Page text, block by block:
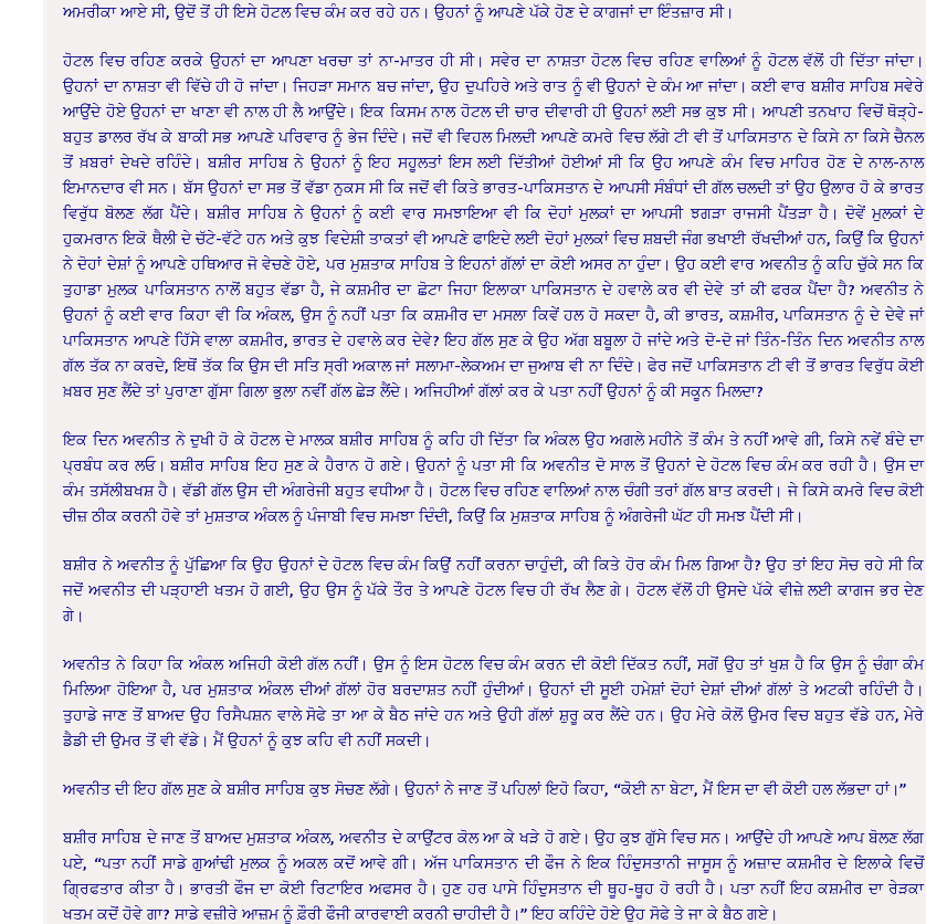
ਅਮਰੀਕਾ ਆਏ ਸੀ, ਉਦੋਂ ਤੋਂ ਹੀ ਇਸੇ ਹੋਟਲ ਵਿਚ ਕੰਮ ਕਰ ਰਹੇ ਹਨ। ਉਹਨਾਂ ਨੂੰ ਆਪਣੇ ਪੱਕੇ ਹੋਣ ਦੇ ਕਾਗਜਾਂ ਦਾ ਇੰਤਜ਼ਾਰ ਸੀ।
ਹੋਟਲ ਵਿਚ ਰਹਿਣ ਕਰਕੇ ਉਹਨਾਂ ਦਾ ਆਪਣਾ ਖਰਚਾ ਤਾਂ ਨਾ-ਮਾਤਰ ਹੀ ਸੀ। ਸਵੇਰ ਦਾ ਨਾਸ਼ਤਾ ਹੋਟਲ ਵਿਚ ਰਹਿਣ ਵਾਲਿਆਂ ਨੂੰ ਹੋਟਲ ਵੱਲੋਂ ਹੀ ਦਿੱਤਾ ਜਾਂਦਾ।
ਉਹਨਾਂ ਦਾ ਨਾਸ਼ਤਾ ਵੀ ਵਿੱਚੇ ਹੀ ਹੋ ਜਾਂਦਾ। ਜਿਹੜਾ ਸਮਾਨ ਬਚ ਜਾਂਦਾ, ਉਹ ਦੁਪਹਿਰੇ ਅਤੇ ਰਾਤ ਨੂੰ ਵੀ ਉਹਨਾਂ ਦੇ ਕੰਮ ਆ ਜਾਂਦਾ। ਕਈ ਵਾਰ ਬਸ਼ੀਰ ਸਾਹਿਬ ਸਵੇਰੇ
ਆਉਂਦੇ ਹੋਏ ਉਹਨਾਂ ਦਾ ਖਾਣਾ ਵੀ ਨਾਲ ਹੀ ਲੈ ਆਉਂਦੇ। ਇਕ ਕਿਸਮ ਨਾਲ ਹੋਟਲ ਦੀ ਚਾਰ ਦੀਵਾਰੀ ਹੀ ਉਹਨਾਂ ਲਈ ਸਭ ਕੁਝ ਸੀ। ਆਪਣੀ ਤਨਖਾਹ ਵਿਚੋਂ ਥੋੜ੍ਹੇ-
ਬਹੁਤ ਡਾਲਰ ਰੱਖ ਕੇ ਬਾਕੀ ਸਭ ਆਪਣੇ ਪਰਿਵਾਰ ਨੂੰ ਭੇਜ ਦਿੰਦੇ। ਜਦੋਂ ਵੀ ਵਿਹਲ ਮਿਲਦੀ ਆਪਣੇ ਕਮਰੇ ਵਿਚ ਲੱਗੇ ਟੀ ਵੀ ਤੋਂ ਪਾਕਿਸਤਾਨ ਦੇ ਕਿਸੇ ਨਾ ਕਿਸੇ ਚੈਨਲ
ਤੋਂ ਖ਼ਬਰਾਂ ਦੇਖਦੇ ਰਹਿੰਦੇ। ਬਸ਼ੀਰ ਸਾਹਿਬ ਨੇ ਉਹਨਾਂ ਨੂੰ ਇਹ ਸਹੂਲਤਾਂ ਇਸ ਲਈ ਦਿੱਤੀਆਂ ਹੋਈਆਂ ਸੀ ਕਿ ਉਹ ਆਪਣੇ ਕੰਮ ਵਿਚ ਮਾਹਿਰ ਹੋਣ ਦੇ ਨਾਲ-ਨਾਲ
ਇਮਾਨਦਾਰ ਵੀ ਸਨ। ਬੱਸ ਉਹਨਾਂ ਦਾ ਸਭ ਤੋਂ ਵੱਡਾ ਨੁਕਸ ਸੀ ਕਿ ਜਦੋਂ ਵੀ ਕਿਤੇ ਭਾਰਤ-ਪਾਕਿਸਤਾਨ ਦੇ ਆਪਸੀ ਸੰਬੰਧਾਂ ਦੀ ਗੱਲ ਚਲਦੀ ਤਾਂ ਉਹ ਉਲਾਰ ਹੋ ਕੇ ਭਾਰਤ
ਵਿਰੁੱਧ ਬੋਲਣ ਲੱਗ ਪੈਂਦੇ। ਬਸ਼ੀਰ ਸਾਹਿਬ ਨੇ ਉਹਨਾਂ ਨੂੰ ਕਈ ਵਾਰ ਸਮਝਾਇਆ ਵੀ ਕਿ ਦੋਹਾਂ ਮੁਲਕਾਂ ਦਾ ਆਪਸੀ ਝਗੜਾ ਰਾਜਸੀ ਪੈਂਤੜਾ ਹੈ। ਦੋਵੇਂ ਮੁਲਕਾਂ ਦੇ
ਹੁਕਮਰਾਨ ਇਕੋ ਥੈਲੀ ਦੇ ਚੱਟੇ-ਵੱਟੇ ਹਨ ਅਤੇ ਕੁਝ ਵਿਦੇਸ਼ੀ ਤਾਕਤਾਂ ਵੀ ਆਪਣੇ ਫਾਇਦੇ ਲਈ ਦੋਹਾਂ ਮੁਲਕਾਂ ਵਿਚ ਸ਼ਬਦੀ ਜੰਗ ਭਖਾਈ ਰੱਖਦੀਆਂ ਹਨ, ਕਿਉਂ ਕਿ ਉਹਨਾਂ
ਨੇ ਦੋਹਾਂ ਦੇਸ਼ਾਂ ਨੂੰ ਆਪਣੇ ਹਥਿਆਰ ਜੋ ਵੇਚਣੇ ਹੋਏ, ਪਰ ਮੁਸ਼ਤਾਕ ਸਾਹਿਬ ਤੇ ਇਹਨਾਂ ਗੱਲਾਂ ਦਾ ਕੋਈ ਅਸਰ ਨਾ ਹੁੰਦਾ। ਉਹ ਕਈ ਵਾਰ ਅਵਨੀਤ ਨੂੰ ਕਹਿ ਚੁੱਕੇ ਸਨ ਕਿ
ਤੁਹਾਡਾ ਮੁਲਕ ਪਾਕਿਸਤਾਨ ਨਾਲੋਂ ਬਹੁਤ ਵੱਡਾ ਹੈ, ਜੇ ਕਸ਼ਮੀਰ ਦਾ ਛੋਟਾ ਜਿਹਾ ਇਲਾਕਾ ਪਾਕਿਸਤਾਨ ਦੇ ਹਵਾਲੇ ਕਰ ਵੀ ਦੇਵੇ ਤਾਂ ਕੀ ਫਰਕ ਪੈਂਦਾ ਹੈ? ਅਵਨੀਤ ਨੇ
ਉਹਨਾਂ ਨੂੰ ਕਈ ਵਾਰ ਕਿਹਾ ਵੀ ਕਿ ਅੰਕਲ, ਉਸ ਨੂੰ ਨਹੀਂ ਪਤਾ ਕਿ ਕਸ਼ਮੀਰ ਦਾ ਮਸਲਾ ਕਿਵੇਂ ਹਲ ਹੋ ਸਕਦਾ ਹੈ, ਕੀ ਭਾਰਤ, ਕਸ਼ਮੀਰ, ਪਾਕਿਸਤਾਨ ਨੂੰ ਦੇ ਦੇਵੇ ਜਾਂ
ਪਾਕਿਸਤਾਨ ਆਪਣੇ ਹਿੱਸੇ ਵਾਲਾ ਕਸ਼ਮੀਰ, ਭਾਰਤ ਦੇ ਹਵਾਲੇ ਕਰ ਦੇਵੇ? ਇਹ ਗੱਲ ਸੁਣ ਕੇ ਉਹ ਅੱਗ ਬਬੂਲਾ ਹੋ ਜਾਂਦੇ ਅਤੇ ਦੋ-ਦੋ ਜਾਂ ਤਿੰਨ-ਤਿੰਨ ਦਿਨ ਅਵਨੀਤ ਨਾਲ
ਗੱਲ ਤੱਕ ਨਾ ਕਰਦੇ, ਇਥੋਂ ਤੱਕ ਕਿ ਉਸ ਦੀ ਸਤਿ ਸ੍ਰੀ ਅਕਾਲ ਜਾਂ ਸਲਾਮਾ-ਲੇਕਅਮ ਦਾ ਜੁਆਬ ਵੀ ਨਾ ਦਿੰਦੇ। ਫੇਰ ਜਦੋਂ ਪਾਕਿਸਤਾਨ ਟੀ ਵੀ ਤੋਂ ਭਾਰਤ ਵਿਰੁੱਧ ਕੋਈ
ਖ਼ਬਰ ਸੁਣ ਲੈਂਦੇ ਤਾਂ ਪੁਰਾਣਾ ਗੁੱਸਾ ਗਿਲਾ ਭੁਲਾ ਨਵੀਂ ਗੱਲ ਛੇੜ ਲੈਂਦੇ। ਅਜਿਹੀਆਂ ਗੱਲਾਂ ਕਰ ਕੇ ਪਤਾ ਨਹੀਂ ਉਹਨਾਂ ਨੂੰ ਕੀ ਸਕੂਨ ਮਿਲਦਾ?
ਇਕ ਦਿਨ ਅਵਨੀਤ ਨੇ ਦੁਖੀ ਹੋ ਕੇ ਹੋਟਲ ਦੇ ਮਾਲਕ ਬਸ਼ੀਰ ਸਾਹਿਬ ਨੂੰ ਕਹਿ ਹੀ ਦਿੱਤਾ ਕਿ ਅੰਕਲ ਉਹ ਅਗਲੇ ਮਹੀਨੇ ਤੋਂ ਕੰਮ ਤੇ ਨਹੀਂ ਆਵੇ ਗੀ, ਕਿਸੇ ਨਵੇਂ ਬੰਦੇ ਦਾ
ਪ੍ਰਬੰਧ ਕਰ ਲਓ। ਬਸ਼ੀਰ ਸਾਹਿਬ ਇਹ ਸੁਣ ਕੇ ਹੈਰਾਨ ਹੋ ਗਏ। ਉਹਨਾਂ ਨੂੰ ਪਤਾ ਸੀ ਕਿ ਅਵਨੀਤ ਦੋ ਸਾਲ ਤੋਂ ਉਹਨਾਂ ਦੇ ਹੋਟਲ ਵਿਚ ਕੰਮ ਕਰ ਰਹੀ ਹੈ। ਉਸ ਦਾ
ਕੰਮ ਤਸੱਲੀਬਖਸ਼ ਹੈ। ਵੱਡੀ ਗੱਲ ਉਸ ਦੀ ਅੰਗਰੇਜੀ ਬਹੁਤ ਵਧੀਆ ਹੈ। ਹੋਟਲ ਵਿਚ ਰਹਿਣ ਵਾਲਿਆਂ ਨਾਲ ਚੰਗੀ ਤਰਾਂ ਗੱਲ ਬਾਤ ਕਰਦੀ। ਜੇ ਕਿਸੇ ਕਮਰੇ ਵਿਚ ਕੋਈ
ਚੀਜ਼ ਠੀਕ ਕਰਨੀ ਹੋਵੇ ਤਾਂ ਮੁਸ਼ਤਾਕ ਅੰਕਲ ਨੂੰ ਪੰਜਾਬੀ ਵਿਚ ਸਮਝਾ ਦਿੰਦੀ, ਕਿਉਂ ਕਿ ਮੁਸ਼ਤਾਕ ਸਾਹਿਬ ਨੂੰ ਅੰਗਰੇਜੀ ਘੱਟ ਹੀ ਸਮਝ ਪੈਂਦੀ ਸੀ।
ਬਸ਼ੀਰ ਨੇ ਅਵਨੀਤ ਨੂੰ ਪੁੱਛਿਆ ਕਿ ਉਹ ਉਹਨਾਂ ਦੇ ਹੋਟਲ ਵਿਚ ਕੰਮ ਕਿਉਂ ਨਹੀਂ ਕਰਨਾ ਚਾਹੁੰਦੀ, ਕੀ ਕਿਤੇ ਹੋਰ ਕੰਮ ਮਿਲ ਗਿਆ ਹੈ? ਉਹ ਤਾਂ ਇਹ ਸੋਚ ਰਹੇ ਸੀ ਕਿ
ਜਦੋਂ ਅਵਨੀਤ ਦੀ ਪੜ੍ਹਾਈ ਖਤਮ ਹੋ ਗਈ, ਉਹ ਉਸ ਨੂੰ ਪੱਕੇ ਤੌਰ ਤੇ ਆਪਣੇ ਹੋਟਲ ਵਿਚ ਹੀ ਰੱਖ ਲੈਣ ਗੇ। ਹੋਟਲ ਵੱਲੋਂ ਹੀ ਉਸਦੇ ਪੱਕੇ ਵੀਜ਼ੇ ਲਈ ਕਾਗਜ ਭਰ ਦੇਣ
ਗੇ।
ਅਵਨੀਤ ਨੇ ਕਿਹਾ ਕਿ ਅੰਕਲ ਅਜਿਹੀ ਕੋਈ ਗੱਲ ਨਹੀਂ। ਉਸ ਨੂੰ ਇਸ ਹੋਟਲ ਵਿਚ ਕੰਮ ਕਰਨ ਦੀ ਕੋਈ ਦਿੱਕਤ ਨਹੀਂ, ਸਗੋਂ ਉਹ ਤਾਂ ਖੁਸ਼ ਹੈ ਕਿ ਉਸ ਨੂੰ ਚੰਗਾ ਕੰਮ
ਮਿਲਿਆ ਹੋਇਆ ਹੈ, ਪਰ ਮੁਸ਼ਤਾਕ ਅੰਕਲ ਦੀਆਂ ਗੱਲਾਂ ਹੋਰ ਬਰਦਾਸ਼ਤ ਨਹੀਂ ਹੁੰਦੀਆਂ। ਉਹਨਾਂ ਦੀ ਸੂਈ ਹਮੇਸ਼ਾਂ ਦੋਹਾਂ ਦੇਸ਼ਾਂ ਦੀਆਂ ਗੱਲਾਂ ਤੇ ਅਟਕੀ ਰਹਿੰਦੀ ਹੈ।
ਤੁਹਾਡੇ ਜਾਣ ਤੋਂ ਬਾਅਦ ਉਹ ਰਿਸੈਪਸ਼ਨ ਵਾਲੇ ਸੋਫੇ ਤਾ ਆ ਕੇ ਬੈਠ ਜਾਂਦੇ ਹਨ ਅਤੇ ਉਹੀ ਗੱਲਾਂ ਸ਼ੁਰੂ ਕਰ ਲੈਂਦੇ ਹਨ। ਉਹ ਮੇਰੇ ਕੋਲੋਂ ਉਮਰ ਵਿਚ ਬਹੁਤ ਵੱਡੇ ਹਨ, ਮੇਰੇ
ਡੈਡੀ ਦੀ ਉਮਰ ਤੋਂ ਵੀ ਵੱਡੇ। ਮੈਂ ਉਹਨਾਂ ਨੂੰ ਕੁਝ ਕਹਿ ਵੀ ਨਹੀਂ ਸਕਦੀ।
ਅਵਨੀਤ ਦੀ ਇਹ ਗੱਲ ਸੁਣ ਕੇ ਬਸ਼ੀਰ ਸਾਹਿਬ ਕੁਝ ਸੋਚਣ ਲੱਗੇ। ਉਹਨਾਂ ਨੇ ਜਾਣ ਤੋਂ ਪਹਿਲਾਂ ਇਹੋ ਕਿਹਾ, “ਕੋਈ ਨਾ ਬੇਟਾ, ਮੈਂ ਇਸ ਦਾ ਵੀ ਕੋਈ ਹਲ ਲੱਭਦਾ ਹਾਂ।”
ਬਸ਼ੀਰ ਸਾਹਿਬ ਦੇ ਜਾਣ ਤੋਂ ਬਾਅਦ ਮੁਸ਼ਤਾਕ ਅੰਕਲ, ਅਵਨੀਤ ਦੇ ਕਾਉਂਟਰ ਕੋਲ ਆ ਕੇ ਖੜੇ ਹੋ ਗਏ। ਉਹ ਕੁਝ ਗੁੱਸੇ ਵਿਚ ਸਨ। ਆਉਂਦੇ ਹੀ ਆਪਣੇ ਆਪ ਬੋਲਣ ਲੱਗ
ਪਏ, “ਪਤਾ ਨਹੀਂ ਸਾਡੇ ਗੁਆਂਢੀ ਮੁਲਕ ਨੂੰ ਅਕਲ ਕਦੋਂ ਆਵੇ ਗੀ। ਅੱਜ ਪਾਕਿਸਤਾਨ ਦੀ ਫੌਜ ਨੇ ਇਕ ਹਿੰਦੁਸਤਾਨੀ ਜਾਸੂਸ ਨੂੰ ਅਜ਼ਾਦ ਕਸ਼ਮੀਰ ਦੇ ਇਲਾਕੇ ਵਿਚੋਂ
ਗ੍ਰਿਫਤਾਰ ਕੀਤਾ ਹੈ। ਭਾਰਤੀ ਫੌਜ ਦਾ ਕੋਈ ਰਿਟਾਇਰ ਅਫਸਰ ਹੈ। ਹੁਣ ਹਰ ਪਾਸੇ ਹਿੰਦੁਸਤਾਨ ਦੀ ਥੂਹ-ਥੂਹ ਹੋ ਰਹੀ ਹੈ। ਪਤਾ ਨਹੀਂ ਇਹ ਕਸ਼ਮੀਰ ਦਾ ਰੇੜਕਾ
ਖਤਮ ਕਦੋਂ ਹੋਵੇ ਗਾ? ਸਾਡੇ ਵਜ਼ੀਰੇ ਆਜ਼ਮ ਨੂੰ ਫ਼ੌਰੀ ਫੌਜੀ ਕਾਰਵਾਈ ਕਰਨੀ ਚਾਹੀਦੀ ਹੈ।” ਇਹ ਕਹਿੰਦੇ ਹੋਏ ਉਹ ਸੋਫੇ ਤੇ ਜਾ ਕੇ ਬੈਠ ਗਏ।